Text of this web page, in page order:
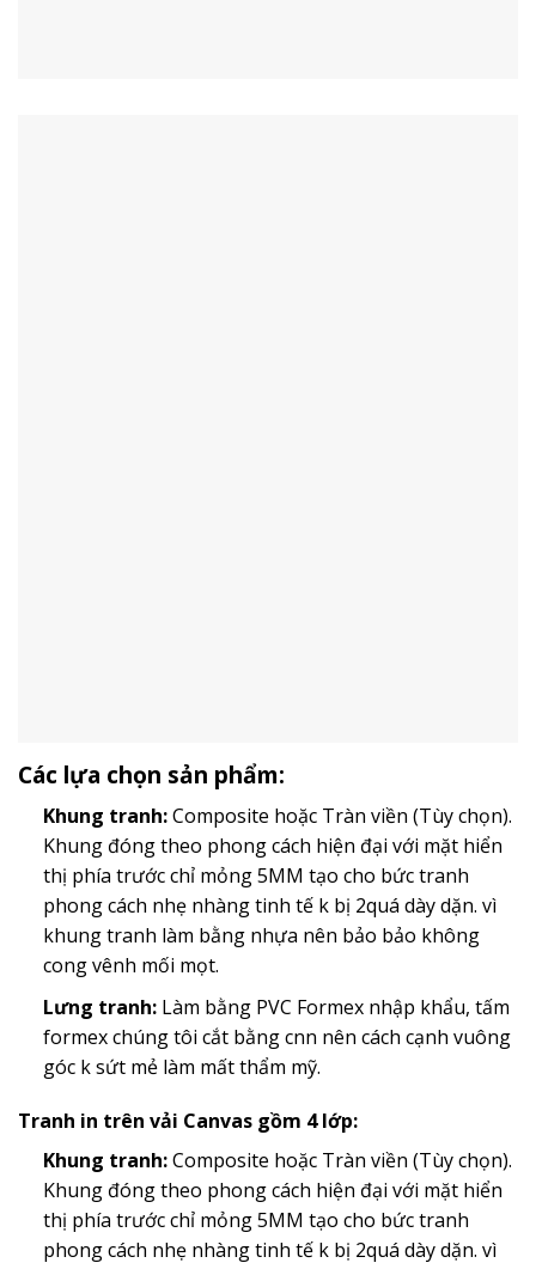
Các lựa chọn sản phẩm:
Khung tranh:Composite hoặc Tràn viền (Tùy chọn).
Khung đóng theo phong cách hiện đại với mặt hiển
thị phía trước chỉ mỏng 5MM tạo cho bức tranh
phong cách nhẹ nhàng tinh tế k bị 2quá dày dặn. vì
khung tranh làm bằng nhựa nên bảo bảo không
cong vênh mối mọt.
Lưng tranh:Làm bằng PVC Formex nhập khẩu, tấm
formex chúng tôi cắt bằng cnn nên cách cạnh vuông
góc k sứt mẻ làm mất thẩm mỹ.
Tranh in trên vải Canvas gồm 4 lớp:
Khung tranh:Composite hoặc Tràn viền (Tùy chọn).
Khung đóng theo phong cách hiện đại với mặt hiển
thị phía trước chỉ mỏng 5MM tạo cho bức tranh
phong cách nhẹ nhàng tinh tế k bị 2quá dày dặn. vì